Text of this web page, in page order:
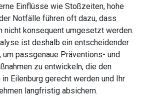
Einflüsse wie Stoßzeiten, hohe
Notfälle führen oft dazu, dass
nicht konsequent umgesetzt werden.
ist deshalb ein entscheidender
um passgenaue Präventions- und
zu entwickeln, die den
Eilenburg gerecht werden und Ihr
langfristig absichern.